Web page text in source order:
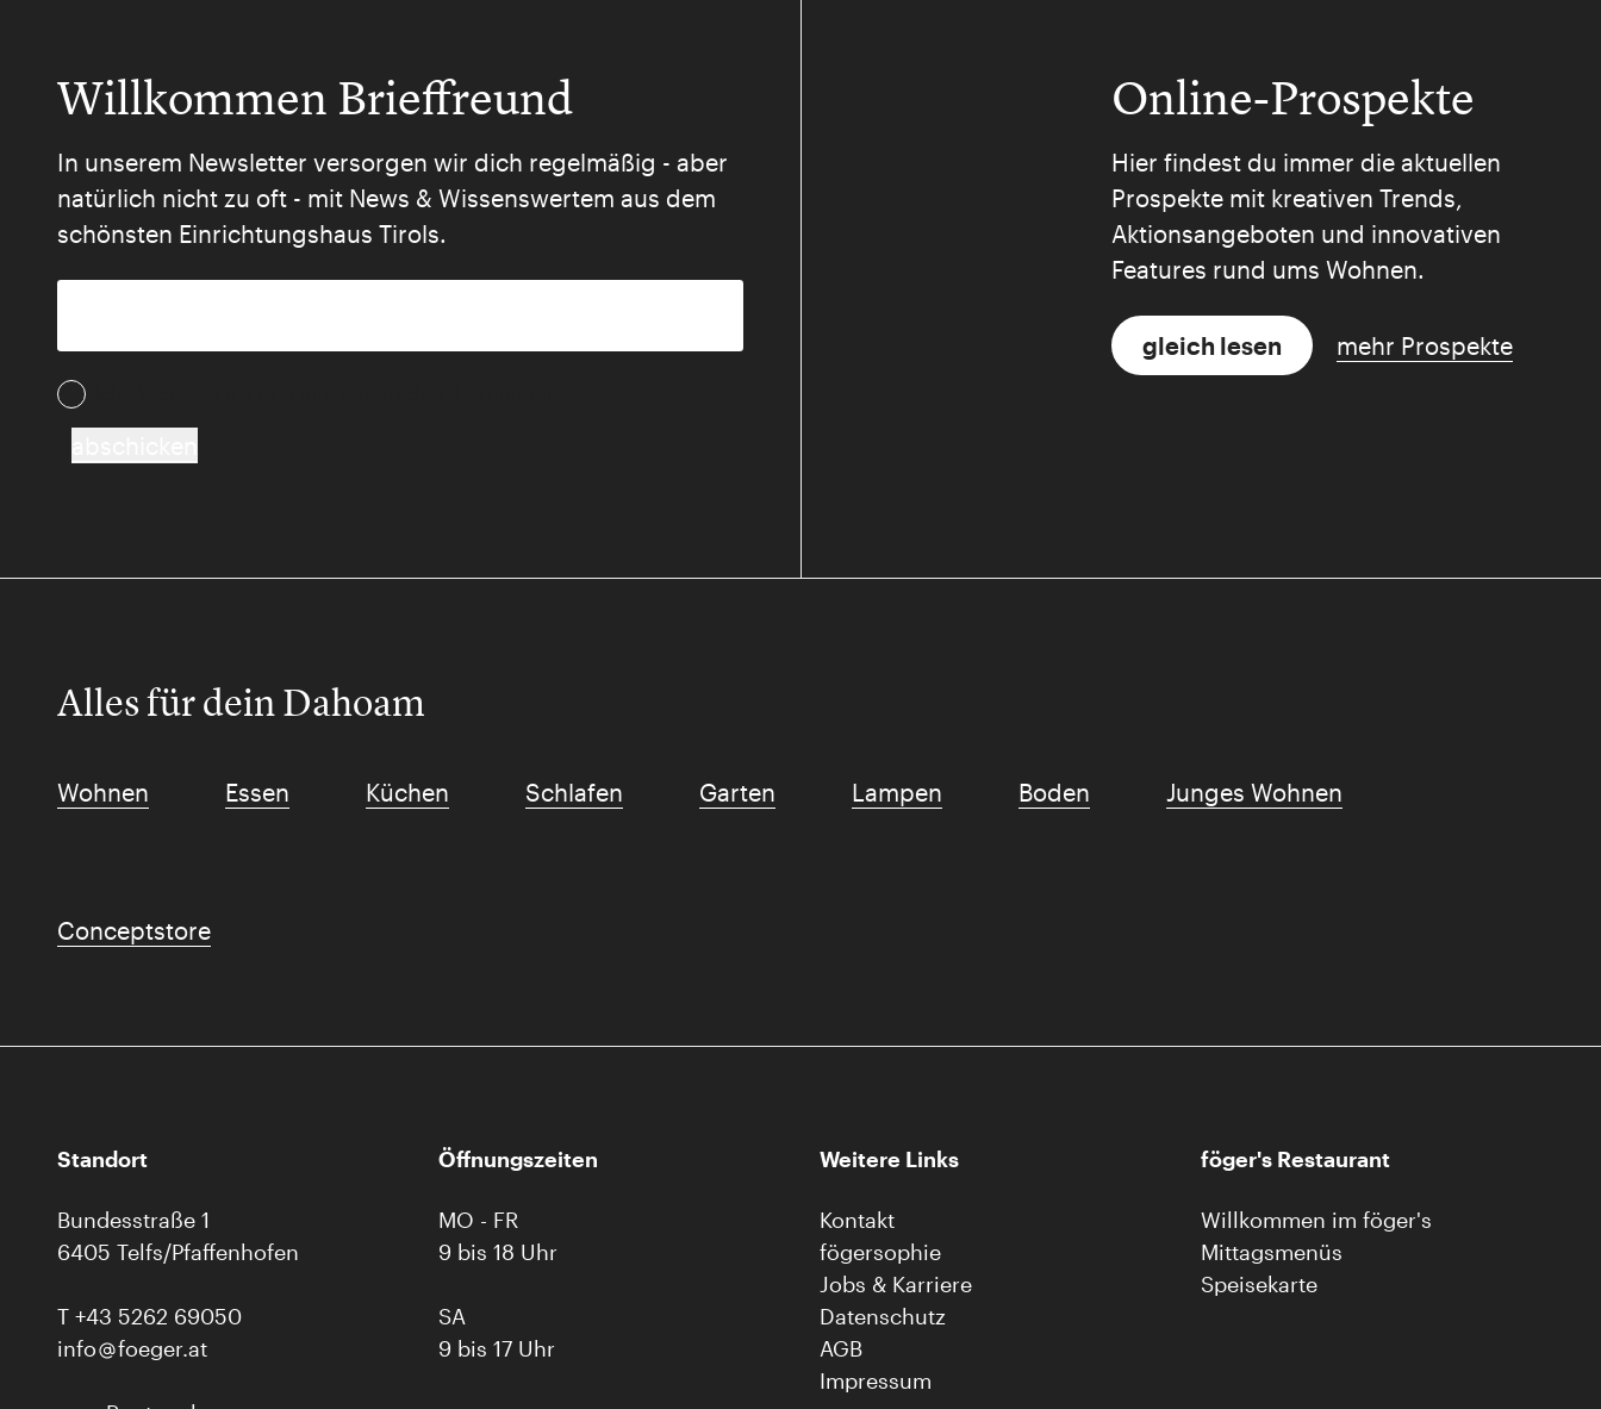
Willkommen Brieffreund
In unserem Newsletter versorgen wir dich regelmäßig - aber
natürlich nicht zu oft - mit News & Wissenswertem aus dem
schönsten Einrichtungshaus Tirols.
Online-Prospekte
Hier findest du immer die aktuellen
Prospekte mit kreativen Trends,
Aktionsangeboten und innovativen
Features rund ums Wohnen.
gleich lesen mehr Prospekte
Alles für dein Dahoam
Wohnen Essen Küchen Schlafen Garten Lampen Boden Junges Wohnen
Conceptstore
Standort
Bundesstraße 1
6405 Telfs/Pfaffenhofen
T +43 5262 69050
info
foeger.at
Öffnungszeiten
MO - FR
9 bis 18 Uhr
SA
9 bis 17 Uhr
Weitere Links
Kontakt
fögersophie
Jobs & Karriere
Datenschutz
AGB
Impressum
föger's Restaurant
Willkommen im föger's
Mittagsmenüs
Speisekarte